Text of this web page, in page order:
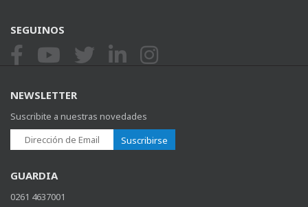
SEGUINOS
NEWSLETTER
Suscribite a nuestras novedades
Suscribirse
GUARDIA
0261 4637001